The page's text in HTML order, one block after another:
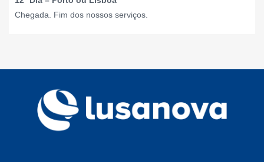
Chegada. Fim dos nossos serviços.